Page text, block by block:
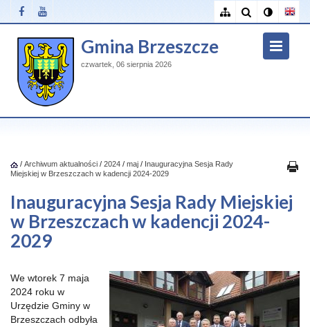
Gmina Brzeszcze
czwartek, 06 sierpnia 2026
/ Archiwum aktualności / 2024 / maj / Inauguracyjna Sesja Rady
Miejskiej w Brzeszczach w kadencji 2024-2029
Inauguracyjna Sesja Rady Miejskiej
w Brzeszczach w kadencji 2024-
2029
We wtorek 7 maja
2024 roku w
Urzędzie Gminy w
Brzeszczach odbyła